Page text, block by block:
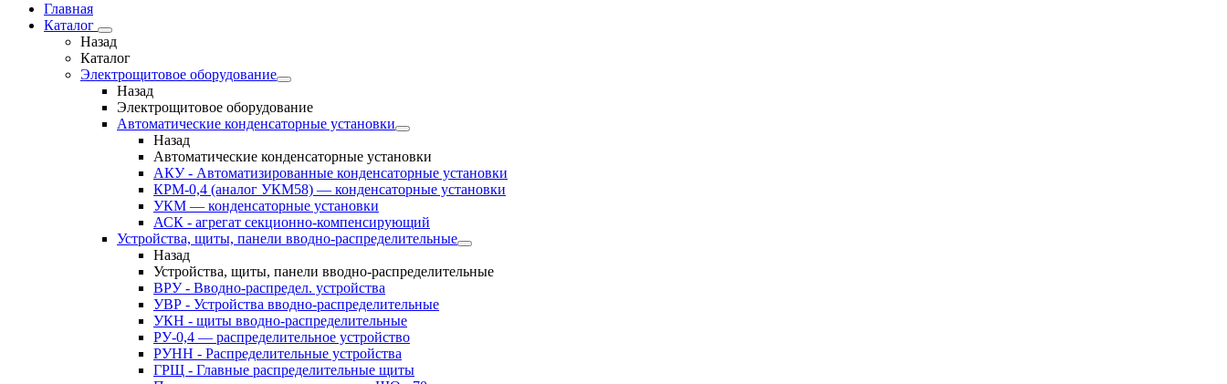
Главная
Каталог
Назад
Каталог
Электрощитовое оборудование
Назад
Электрощитовое оборудование
Автоматические конденсаторные установки
Назад
Автоматические конденсаторные установки
АКУ - Автоматизированные конденсаторные установки
КРМ-0,4 (аналог УКМ58) — конденсаторные установки
УКМ — конденсаторные установки
АСК - агрегат секционно-компенсирующий
Устройства, щиты, панели вводно-распределительные
Назад
Устройства, щиты, панели вводно-распределительные
ВРУ - Вводно-распредел. устройства
УВР - Устройства вводно-распределительные
УКН - щиты вводно-распределительные
РУ-0,4 — распределительное устройство
РУНН - Распределительные устройства
ГРЩ - Главные распределительные щиты